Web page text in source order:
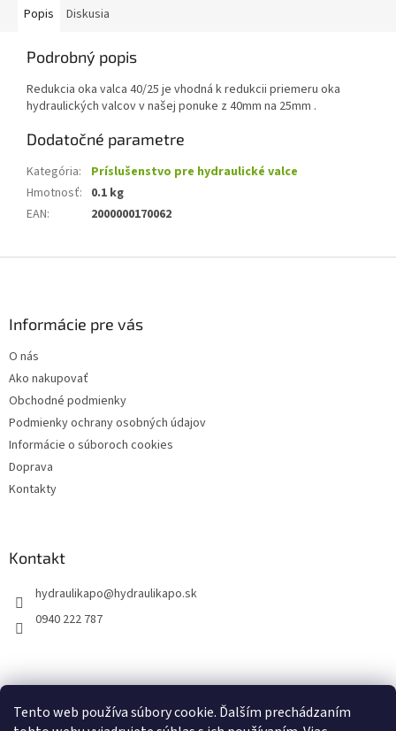
Tento web používa súbory cookie. Ďalším prechádzaním
Popis Diskusia
Podrobný popis
Redukcia oka valca 40/25 je vhodná k redukcii priemeru oka
hydraulických valcov v našej ponuke z 40mm na 25mm .
Dodatočné parametre
Kategória:
Príslušenstvo pre hydraulické valce
Hmotnosť: 0.1 kg
EAN: 2000000170062
Informácie pre vás
O nás
Ako nakupovať
Obchodné podmienky
Podmienky ochrany osobných údajov
Informácie o súboroch cookies
Doprava
Kontakty
Kontakt
hydraulikapo@hydraulikapo.sk
0940 222 787